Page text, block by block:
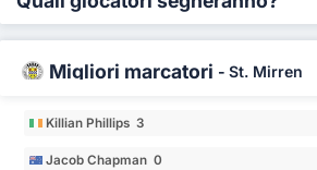
Migliori marcatori - St. Mirren
Killian Phillips 3
Jacob Chapman 0